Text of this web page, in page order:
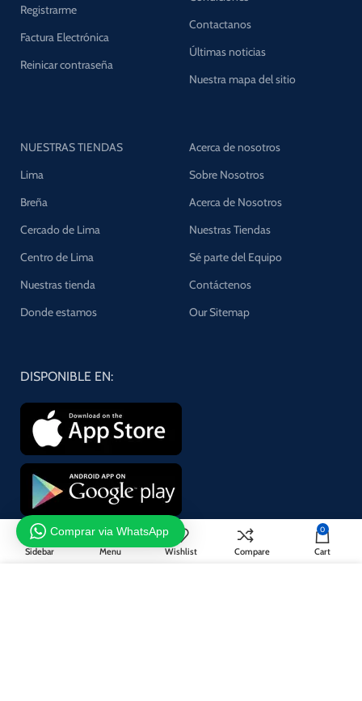
Registrarme
Factura Electrónica
Reinicar contraseña
Contactanos
Últimas noticias
Nuestra mapa del sitio
NUESTRAS TIENDAS
Lima
Breña
Cercado de Lima
Centro de Lima
Nuestras tienda
Donde estamos
Acerca de nosotros
Sobre Nosotros
Acerca de Nosotros
Nuestras Tiendas
Sé parte del Equipo
Contáctenos
Our Sitemap
DISPONIBLE EN:
¡Suscríbase a nuestro boletín!
Sidebar Menu Wishlist Compare
0
Cart
Comprar via WhatsApp